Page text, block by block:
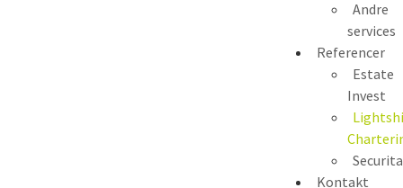
Andre
services
Referencer
Estate
Invest
Kontakt